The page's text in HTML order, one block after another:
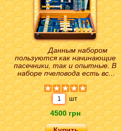
шт
4500 грн
Данным набором
пользуются как начинающие
пасечники, так и опытные. В
наборе пчеловода есть все
инструменты, необходимые
для обслужив..